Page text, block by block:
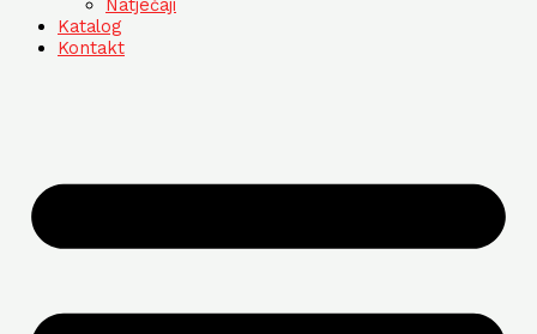
Natječaji
Katalog
Kontakt